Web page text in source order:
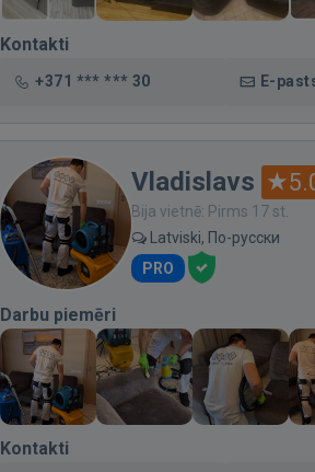
Kontakti
+371 *** *** 30 E-
Vladislavs
Bija vietnē: Pirms 17 st.
Latviski, По-русски
PRO
Darbu piemēri
Kontakti